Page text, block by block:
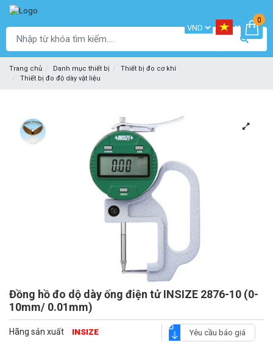
0
Trang chủ Danh mục thiết bị
Thiết bị đo cơ khí
Thiết bị đo độ dày vật liệu
Đồng hồ đo dộ dày ống điện tử INSIZE 2876-10 (0-
10mm/ 0.01mm)
Hãng sản xuất INSIZE Yêu cầu báo giá